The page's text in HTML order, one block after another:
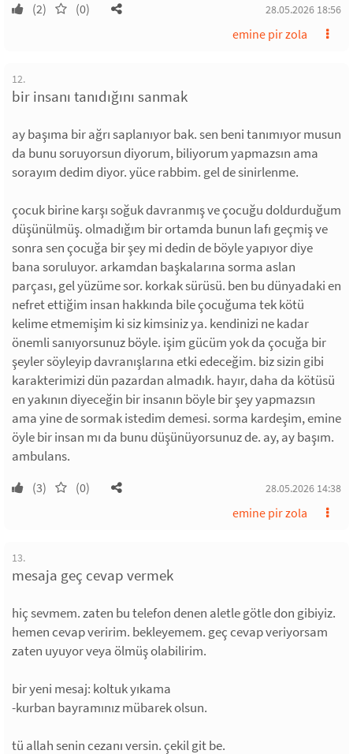
(2) (0) 28.05.2026 18:56
emine pir zola
12.
bir insanı tanıdığını sanmak
ay başıma bir ağrı saplanıyor bak. sen beni tanımıyor musun
da bunu soruyorsun diyorum, biliyorum yapmazsın ama
sorayım dedim diyor. yüce rabbim. gel de sinirlenme.
çocuk birine karşı soğuk davranmış ve çocuğu doldurduğum
düşünülmüş. olmadığım bir ortamda bunun lafı geçmiş ve
sonra sen çocuğa bir şey mi dedin de böyle yapıyor diye
bana soruluyor. arkamdan başkalarına sorma aslan
parçası, gel yüzüme sor. korkak sürüsü. ben bu dünyadaki en
nefret ettiğim insan hakkında bile çocuğuma tek kötü
kelime etmemişim ki siz kimsiniz ya. kendinizi ne kadar
önemli sanıyorsunuz böyle. işim gücüm yok da çocuğa bir
şeyler söyleyip davranışlarına etki edeceğim. biz sizin gibi
karakterimizi dün pazardan almadık. hayır, daha da kötüsü
en yakının diyeceğin bir insanın böyle bir şey yapmazsın
ama yine de sormak istedim demesi. sorma kardeşim, emine
öyle bir insan mı da bunu düşünüyorsunuz de. ay, ay başım.
ambulans.
(3) (0) 28.05.2026 14:38
emine pir zola
13.
mesaja geç cevap vermek
hiç sevmem. zaten bu telefon denen aletle götle don gibiyiz.
hemen cevap veririm. bekleyemem. geç cevap veriyorsam
zaten uyuyor veya ölmüş olabilirim.
bir yeni mesaj: koltuk yıkama
-kurban bayramınız mübarek olsun.
tü allah senin cezanı versin. çekil git be.